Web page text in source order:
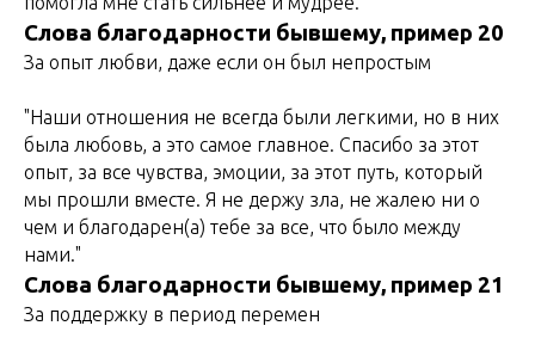
Слова благодарности бывшему, пример 20
За опыт любви, даже если он был непростым
"Наши отношения не всегда были легкими, но в них
была любовь, а это самое главное. Спасибо за этот
опыт, за все чувства, эмоции, за этот путь, который
мы прошли вместе. Я не держу зла, не жалею ни о
чем и благодарен(а) тебе за все, что было между
нами."
Слова благодарности бывшему, пример 21
За поддержку в период перемен